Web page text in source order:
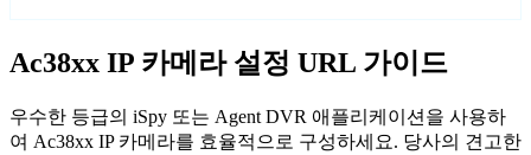
Ac38xx IP 카메라 설정 URL 가이드
우수한 등급의 iSpy 또는 Agent DVR 애플리케이션을 사용하
여 Ac38xx IP 카메라를 효율적으로 구성하세요. 당사의 견고한